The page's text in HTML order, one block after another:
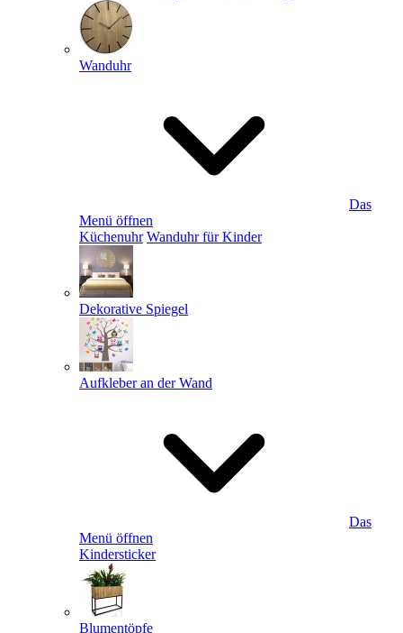
Wanduhr
Das
Menü öffnen
Küchenuhr Wanduhr für Kinder
Dekorative Spiegel
Aufkleber an der Wand
Das
Menü öffnen
Kindersticker
Blumentöpfe